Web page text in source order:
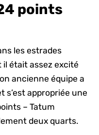
points
les estrades
était assez excité
ancienne équipe a
s’est appropriée une
– Tatum
deux quarts.